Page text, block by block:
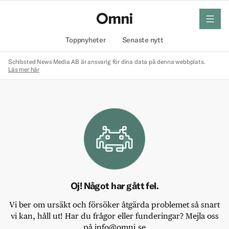
Toppnyheter Senaste nytt
meny
Schibsted News Media AB är ansvarig för dina data på denna webbplats.
Läs mer här
Oj! Något har gått fel.
Vi ber om ursäkt och försöker åtgärda problemet så snart
vi kan, håll ut! Har du frågor eller funderingar? Mejla oss